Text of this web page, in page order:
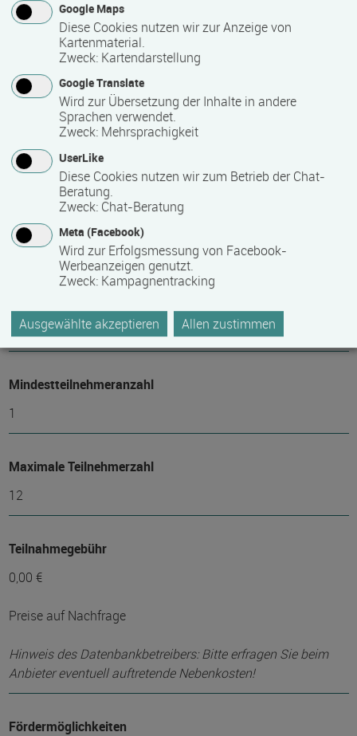
Nähere Bezeichnung des Abschlusses
Erste Hilfe am Kind, Trägerzertifikat: Fachassistenz für
pädagogische Schul- und Kitabegleitung (Integration)
Voraussichtliche Dauer
10 Monat(e)
03.02.2026 - 02.12.2026
weitere Termine auf Anfrage
weitere Termine auf Nachfrage
Mindest­teilnehmer­anzahl
1
Maximale Teilnehmerzahl
12
Teilnahmegebühr
0,00 €
Preise auf Nachfrage
Hinweis des Datenbankbetreibers: Bitte erfragen Sie beim
Anbieter eventuell auftretende Nebenkosten!
Fördermöglichkeiten
Google Maps
Diese Cookies nutzen wir zur Anzeige von
Kartenmaterial.
Zweck: Kartendarstellung
Google Translate
Wird zur Übersetzung der Inhalte in andere
Sprachen verwendet.
Zweck: Mehrsprachigkeit
UserLike
Diese Cookies nutzen wir zum Betrieb der Chat-
Beratung.
Zweck: Chat-Beratung
Meta (Facebook)
Wird zur Erfolgsmessung von Facebook-
Werbeanzeigen genutzt.
Zweck: Kampagnentracking
Ausgewählte akzeptieren Allen zustimmen